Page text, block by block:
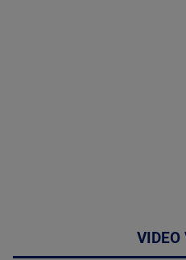
VIDEO